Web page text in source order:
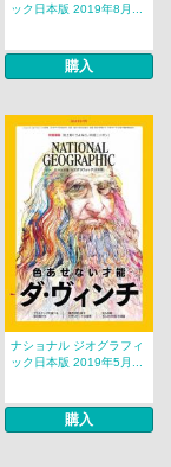
ック日本版 2019年8月...
購入
ナショナル ジオグラフィ
ック日本版 2019年5月...
購入